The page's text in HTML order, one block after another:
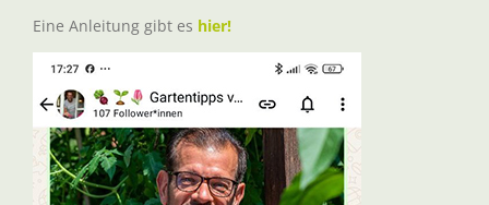
Eine Anleitung gibt es hier!